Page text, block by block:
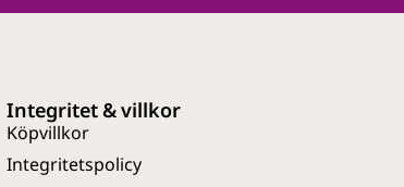
Integritet & villkor
Köpvillkor
Integritetspolicy